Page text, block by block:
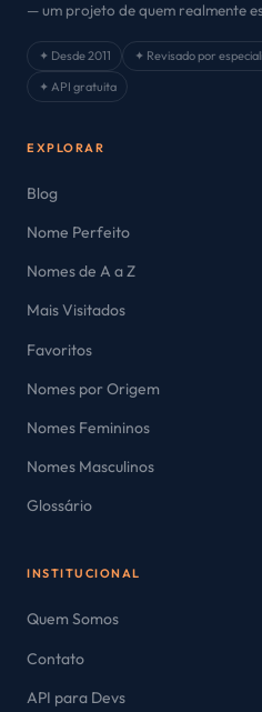
— um projeto de quem realmente
✦ Desde 2011 ✦ Revisado por
✦ API gratuita
EXPLORAR
Blog
Nome Perfeito
Nomes de A a Z
Mais Visitados
Favoritos
Nomes por Origem
Nomes Femininos
Nomes Masculinos
Glossário
INSTITUCIONAL
Quem Somos
Contato
API para Devs